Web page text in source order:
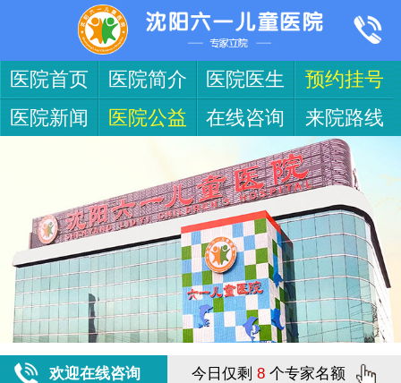
医院首页 医院简介 医院医生
预约挂号
医院新闻
医院公益 在线咨询 来院路线
欢迎在线咨询 今日仅剩 8 个专家名额